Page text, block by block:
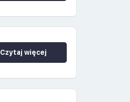
Czytaj więcej